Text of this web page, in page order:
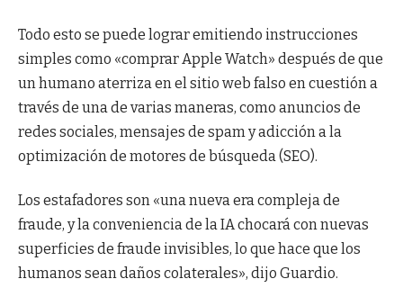
Todo esto se puede lograr emitiendo instrucciones
simples como «comprar Apple Watch» después de que
un humano aterriza en el sitio web falso en cuestión a
través de una de varias maneras, como anuncios de
redes sociales, mensajes de spam y adicción a la
optimización de motores de búsqueda (SEO).
Los estafadores son «una nueva era compleja de
fraude, y la conveniencia de la IA chocará con nuevas
superficies de fraude invisibles, lo que hace que los
humanos sean daños colaterales», dijo Guardio.